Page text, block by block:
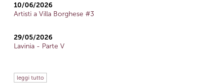
10/06/2026
Artisti a Villa Borghese #3
29/05/2026
Lavinia - Parte V
leggi tutto